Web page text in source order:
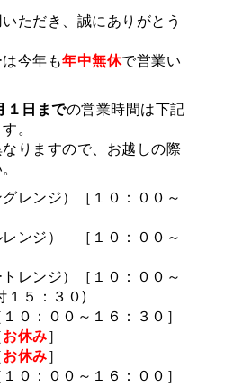
ただき、誠にありがとう
今年も年中無休で営業い
１日までの営業時間は下記
。
りますので、お越しの際
レンジ）［１０：００～
レンジ） ［１０：００～
レンジ）［１０：００～
１５：３０)
：００～１６：３０］
お休み］
お休み］
：００～１６：００］